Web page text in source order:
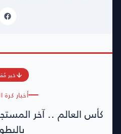
خبر
أخبار كرة
كأس العالم .. آخر